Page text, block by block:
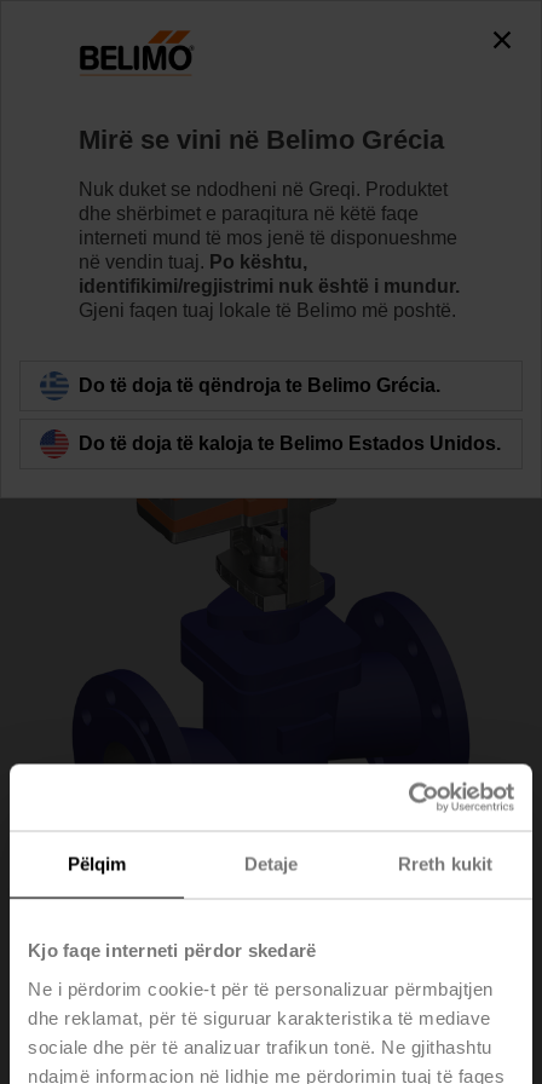
Pëlqim Detaje Rreth kukit
Kjo faqe interneti përdor skedarë
Ne i përdorim cookie-t për të personalizuar përmbajtjen
dhe reklamat, për të siguruar karakteristika të mediave
sociale dhe për të analizuar trafikun tonë. Ne gjithashtu
ndajmë informacion në lidhje me përdorimin tuaj të faqes
H6100X125-SP2/SV24A-SR-TPC
Learn more
Back to product category
H6100X125-
SP2/SV24A-SR-TPC
Mirë se vini në Belimo Grécia
Nuk duket se ndodheni në Greqi. Produktet
dhe shërbimet e paraqitura në këtë faqe
interneti mund të mos jenë të disponueshme
në vendin tuaj. Po kështu,
identifikimi/regjistrimi nuk është i mundur.
Gjeni faqen tuaj lokale të Belimo më poshtë.
Do të doja të qëndroja te Belimo Grécia.
Do të doja të kaloja te Belimo Estados Unidos.